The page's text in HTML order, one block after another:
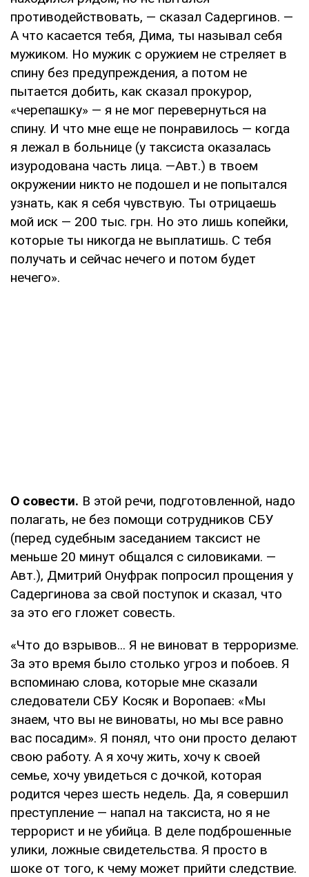
противодействовать, — сказал Садергинов. —
А что касается тебя, Дима, ты называл себя
мужиком. Но мужик с оружием не стреляет в
спину без предупреждения, а потом не
пытается добить, как сказал прокурор,
«черепашку» — я не мог перевернуться на
спину. И что мне еще не понравилось — когда
я лежал в больнице (у таксиста оказалась
изуродована часть лица. —Авт.) в твоем
окружении никто не подошел и не попытался
узнать, как я себя чувствую. Ты отрицаешь
мой иск — 200 тыс. грн. Но это лишь копейки,
которые ты никогда не выплатишь. С тебя
получать и сейчас нечего и потом будет
нечего».
О совести. В этой речи, подготовленной, надо
полагать, не без помощи сотрудников СБУ
(перед судебным заседанием таксист не
меньше 20 минут общался с силовиками. —
Авт.), Дмитрий Онуфрак попросил прощения у
Садергинова за свой поступок и сказал, что
за это его гложет совесть.
«Что до взрывов... Я не виноват в терроризме.
За это время было столько угроз и побоев. Я
вспоминаю слова, которые мне сказали
следователи СБУ Косяк и Воропаев: «Мы
знаем, что вы не виноваты, но мы все равно
вас посадим». Я понял, что они просто делают
свою работу. А я хочу жить, хочу к своей
семье, хочу увидеться с дочкой, которая
родится через шесть недель. Да, я совершил
преступление — напал на таксиста, но я не
террорист и не убийца. В деле подброшенные
улики, ложные свидетельства. Я просто в
шоке от того, к чему может прийти следствие.